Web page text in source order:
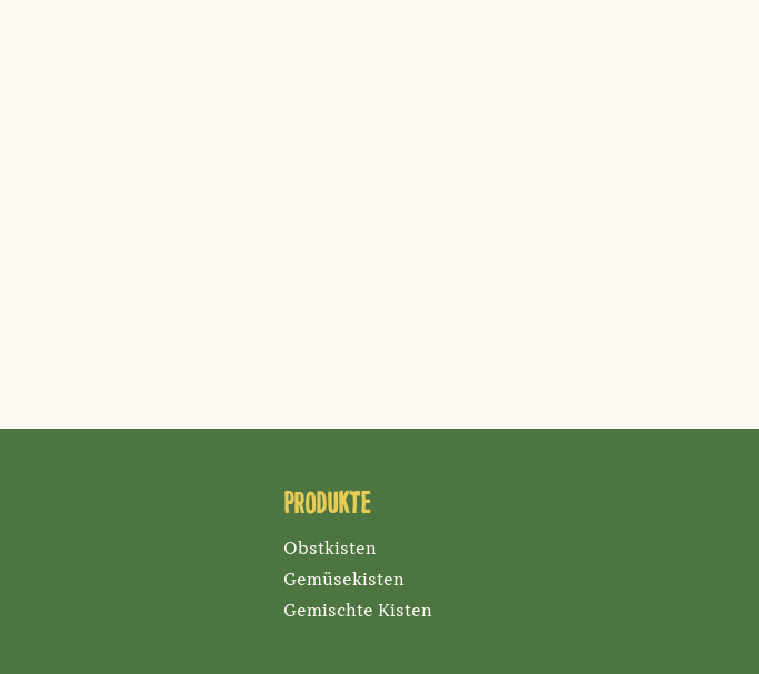
Produkte
Obstkisten
Gemüsekisten
Gemischte Kisten